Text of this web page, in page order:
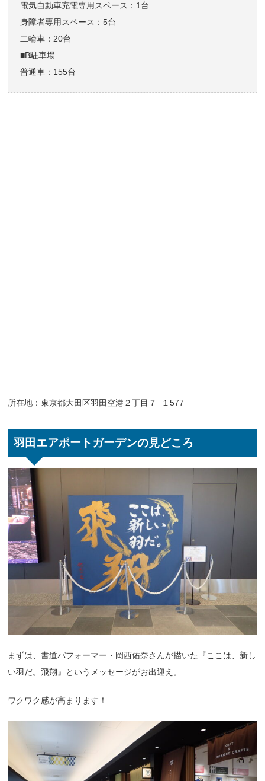
電気自動車充電専用スペース：1台
身障者専用スペース：5台
二輪車：20台
■B駐車場
普通車：155台
所在地：東京都大田区羽田空港２丁目７−１577
羽田エアポートガーデンの見どころ
まずは、書道パフォーマー・岡西佑奈さんが描いた『ここは、新し
い羽だ。飛翔』というメッセージがお出迎え。
ワクワク感が高まります！